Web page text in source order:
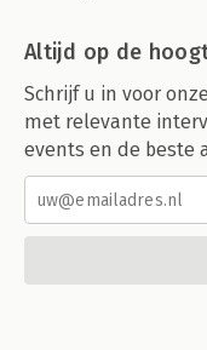
Altijd op de
Schrijf u in voor
met relevante
events en de beste